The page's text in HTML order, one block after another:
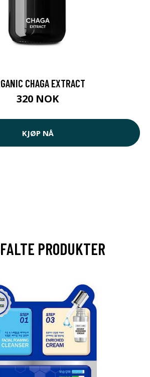
CHAGA EXTRACT
320 NOK
KJØP NÅ
PRODUKTER